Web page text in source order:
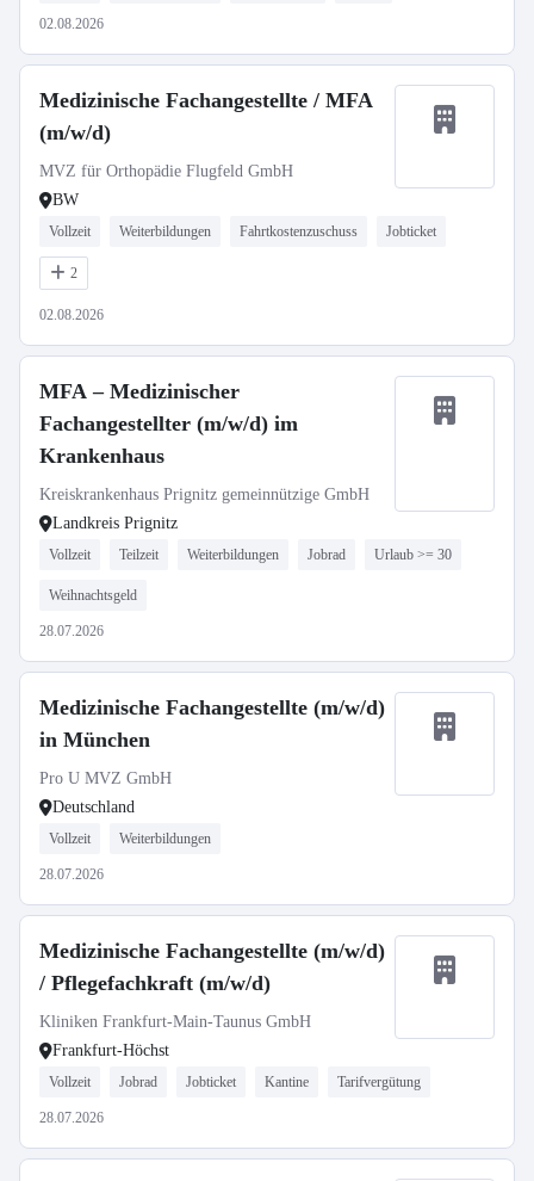
02.08.2026
Medizinische Fachangestellte / MFA
(m/w/d)
MVZ für Orthopädie Flugfeld GmbH
BW
Vollzeit Weiterbildungen Fahrtkostenzuschuss Jobticket
2
02.08.2026
MFA – Medizinischer
Fachangestellter (m/w/d) im
Krankenhaus
Kreiskrankenhaus Prignitz gemeinnützige GmbH
Landkreis Prignitz
Vollzeit Teilzeit Weiterbildungen Jobrad Urlaub >= 30
Weihnachtsgeld
28.07.2026
Medizinische Fachangestellte (m/w/d)
in München
Pro U MVZ GmbH
Deutschland
Vollzeit Weiterbildungen
28.07.2026
Medizinische Fachangestellte (m/w/d)
/ Pflegefachkraft (m/w/d)
Kliniken Frankfurt-Main-Taunus GmbH
Frankfurt-Höchst
Vollzeit Jobrad Jobticket Kantine Tarifvergütung
28.07.2026